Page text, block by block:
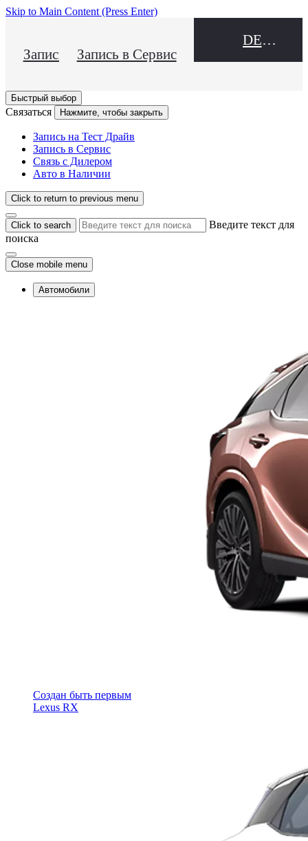
Skip to Main Content (Press Enter)
Запись на Тест Драйв
Запись в Сервис
DEALER NAME
Быстрый выбор
Связаться Нажмите, чтобы закрыть
Запись на Тест Драйв
Запись в Сервис
Связь с Дилером
Авто в Наличии
Click to return to previous menu
Click to search
Введите текст для
поиска
Close mobile menu
Автомобили
Cоздан быть первым
Lexus RX